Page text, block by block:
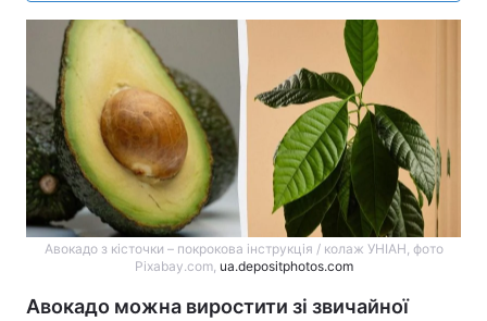
Авокадо з кісточки – покрокова інструкція / колаж УНІАН, фото
Pixabay.com, ua.depositphotos.com
Авокадо можна виростити зі звичайної